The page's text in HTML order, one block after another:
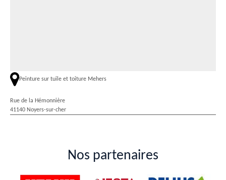
Peinture sur tuile et toiture Mehers
Rue de la Hémonnière
41140 Noyers-sur-cher
Nos partenaires